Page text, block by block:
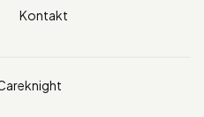
Kontakt